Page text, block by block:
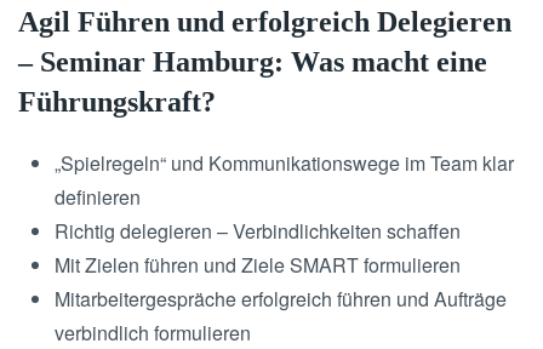
Agil Führen und erfolgreich Delegieren
– Seminar Hamburg: Was macht eine
Führungskraft?
„Spielregeln“ und Kommunikationswege im Team klar
definieren
Richtig delegieren – Verbindlichkeiten schaffen
Mit Zielen führen und Ziele SMART formulieren
Mitarbeitergespräche erfolgreich führen und Aufträge
verbindlich formulieren